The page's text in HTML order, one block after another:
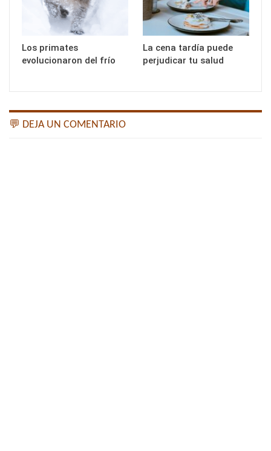
Los primates
evolucionaron del frío
La cena tardía puede
perjudicar tu salud
💬 DEJA UN COMENTARIO